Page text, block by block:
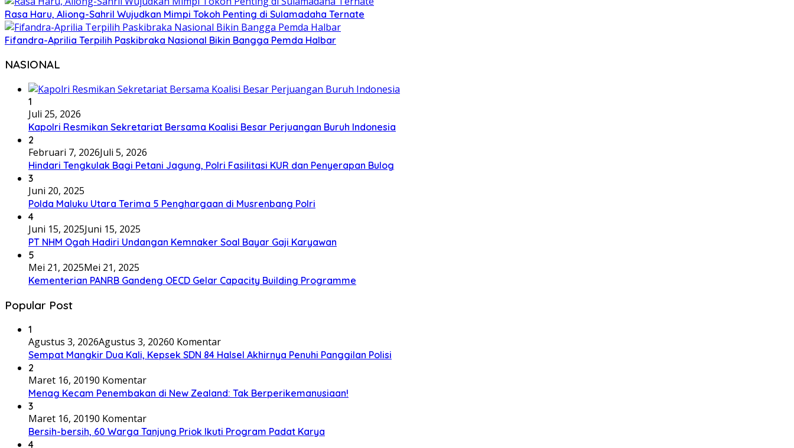
Rasa Haru, Aliong-Sahril Wujudkan Mimpi Tokoh Penting di Sulamadaha Ternate
Fifandra-Aprilia Terpilih Paskibraka Nasional Bikin Bangga Pemda Halbar
NASIONAL
1
Juli 25, 2026
Kapolri Resmikan Sekretariat Bersama Koalisi Besar Perjuangan Buruh Indonesia
2
Februari 7, 2026Juli 5, 2026
Hindari Tengkulak Bagi Petani Jagung, Polri Fasilitasi KUR dan Penyerapan Bulog
3
Juni 20, 2025
Polda Maluku Utara Terima 5 Penghargaan di Musrenbang Polri
4
Juni 15, 2025Juni 15, 2025
PT NHM Ogah Hadiri Undangan Kemnaker Soal Bayar Gaji Karyawan
5
Mei 21, 2025Mei 21, 2025
Kementerian PANRB Gandeng OECD Gelar Capacity Building Programme
Popular Post
1
Agustus 3, 2026Agustus 3, 20260 Komentar
Sempat Mangkir Dua Kali, Kepsek SDN 84 Halsel Akhirnya Penuhi Panggilan Polisi
2
Maret 16, 20190 Komentar
Menag Kecam Penembakan di New Zealand: Tak Berperikemanusiaan!
3
Maret 16, 20190 Komentar
Bersih-bersih, 60 Warga Tanjung Priok Ikuti Program Padat Karya
4